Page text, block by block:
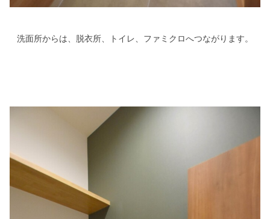
洗面所からは、脱衣所、トイレ、ファミクロへつながります。